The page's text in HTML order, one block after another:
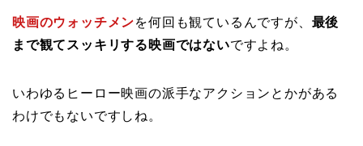
映画のウォッチメンを何回も観ているんですが、 最後
まで観てスッキリする映画ではないですよね。
いわゆるヒーロー映画の派手なアクションとかがある
わけでもないですしね。